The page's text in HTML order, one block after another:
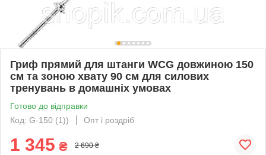
Гриф прямий для штанги WCG довжиною 150
см та зоною хвату 90 см для силових
тренувань в домашніх умовах
Готово до відправки
Код: G-150 (1))
Опт і роздріб
1 345 ₴ 2 690 ₴